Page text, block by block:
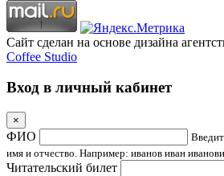
Сайт сделан на основе дизайна
Coffee Studio
Вход в личный кабинет
×
ФИО
имя и отчество. Например: иванов иван
Читательский билет